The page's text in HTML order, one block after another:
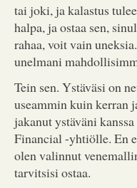
tai joki, ja kalastus
halpa, ja ostaa sen,
rahaa, voit vain
unelmani
Tein sen. Ystäväsi on
useammin kuin kerran
jakanut ystäväni
Financial -yhtiölle. En
olen valinnut
tarvitsisi ostaa.